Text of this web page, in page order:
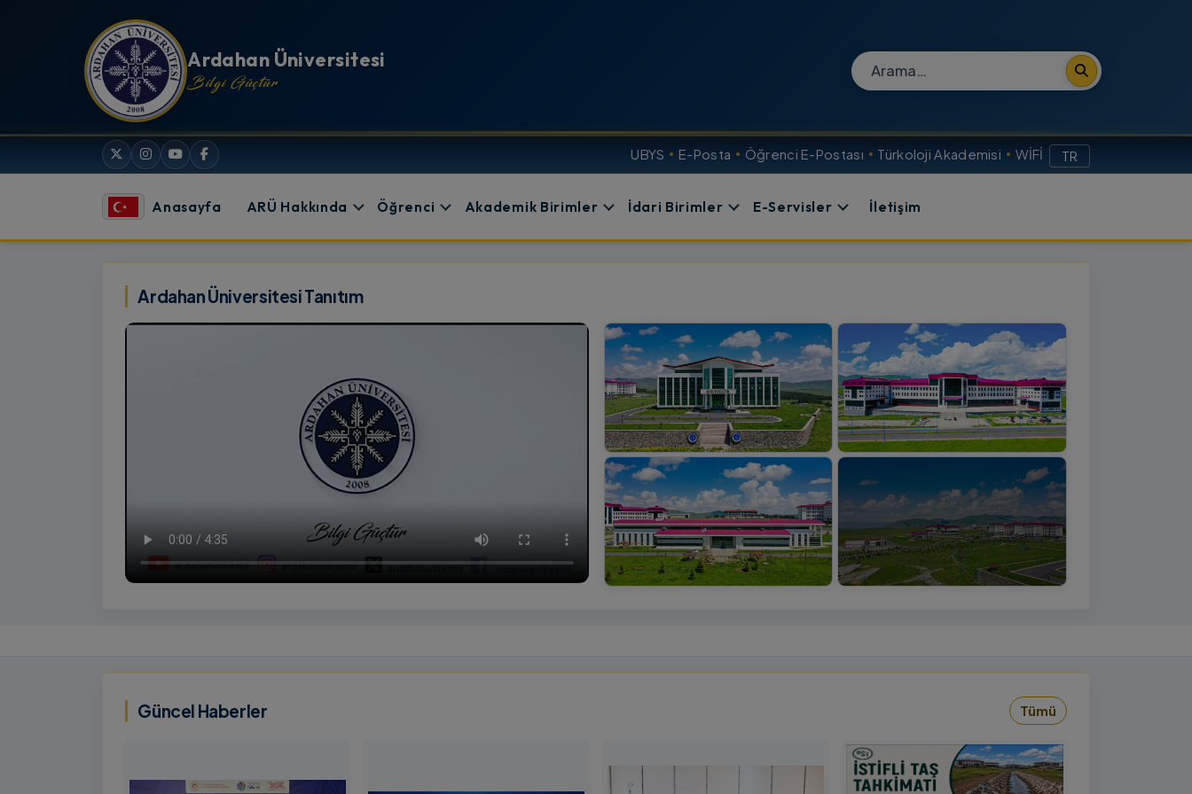
Ardahan Üniversitesi
Bilgi Güçtür Site içi arama
UBYS E-Posta Öğrenci E-Postası Türkoloji Akademisi WİFİ TR
Anasayfa ARÜ Hakkında Öğrenci Akademik Birimler İdari Birimler E-Servisler İletişim
Ardahan Üniversitesi
Ardahan Üniversitesi Tanıtım
Güncel Haberler Tümü